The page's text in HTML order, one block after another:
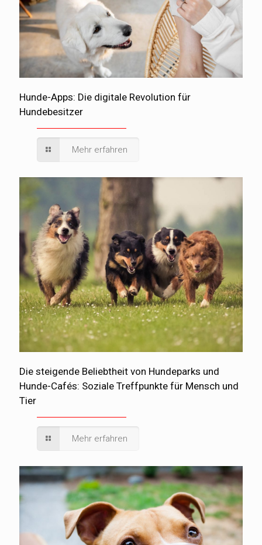
Hunde-Apps: Die digitale Revolution für
Hundebesitzer
Mehr erfahren
Die steigende Beliebtheit von Hundeparks und
Hunde-Cafés: Soziale Treffpunkte für Mensch und
Tier
Mehr erfahren